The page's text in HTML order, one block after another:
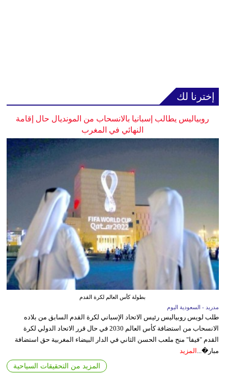
إخترنا لك
روبياليس يطالب إسبانيا بالانسحاب من المونديال حال إقامة
النهائي في المغرب
بطولة كأس العالم لكرة القدم
مدريد - السعودية اليوم
طلب لويس روبياليس رئيس الاتحاد الإسباني لكرة القدم السابق من بلاده
الانسحاب من استضافة كأس العالم 2030 في حال قرر الاتحاد الدولي لكرة
القدم "فيفا" منح ملعب الحسن الثاني في الدار البيضاء المغربية حق استضافة
مبار�... المزيد
المزيد من التحقيقات السياحية